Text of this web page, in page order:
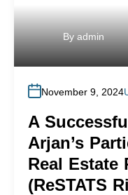
By admin
November 9, 2024
A
Arjan’s
Real Estate
(ReSTATS